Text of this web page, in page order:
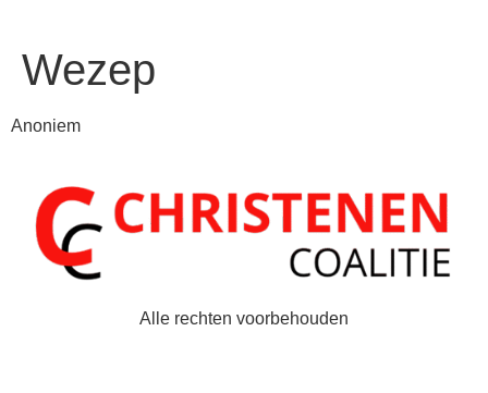
Wezep
Anoniem
Alle rechten voorbehouden